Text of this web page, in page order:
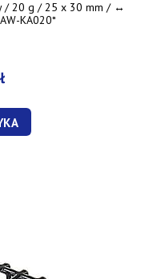
/ 20 g / 25 x 30 mm / ↔︎
KA020*